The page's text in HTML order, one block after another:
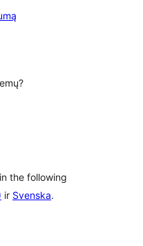
the following
ir Svenska.